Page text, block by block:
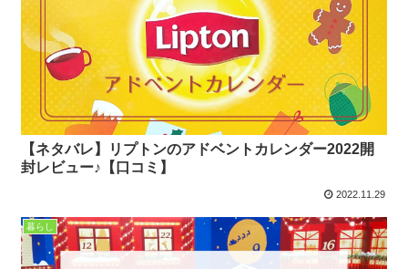
【ネタバレ】リプトンのアドベントカレンダー2022開
封レビュー♪【口コミ】
2022.11.29
暮らし